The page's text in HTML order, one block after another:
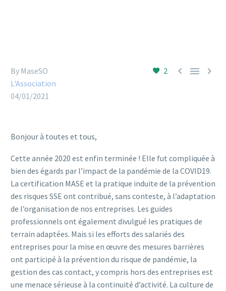
2   
By MaseSO
L'Association
04/01/2021
Bonjour à toutes et tous,
Cette année 2020 est enfin terminée ! Elle fut compliquée à
bien des égards par l’impact de la pandémie de la COVID19.
La certification MASE et la pratique induite de la prévention
des risques SSE ont contribué, sans conteste, à l’adaptation
de l’organisation de nos entreprises. Les guides
professionnels ont également divulgué les pratiques de
terrain adaptées. Mais si les efforts des salariés des
entreprises pour la mise en œuvre des mesures barrières
ont participé à la prévention du risque de pandémie, la
gestion des cas contact, y compris hors des entreprises est
une menace sérieuse à la continuité d’activité. La culture de